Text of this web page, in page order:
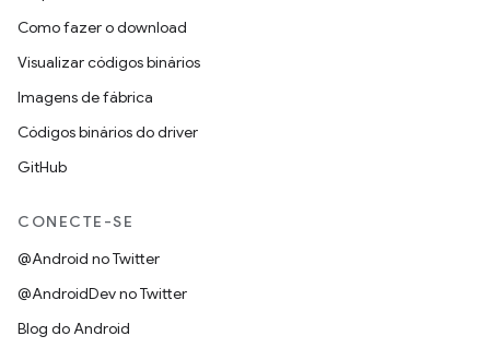
Como fazer o download
Visualizar códigos binários
Imagens de fábrica
Códigos binários do driver
GitHub
CONECTE-SE
@Android no Twitter
@AndroidDev no Twitter
Blog do Android